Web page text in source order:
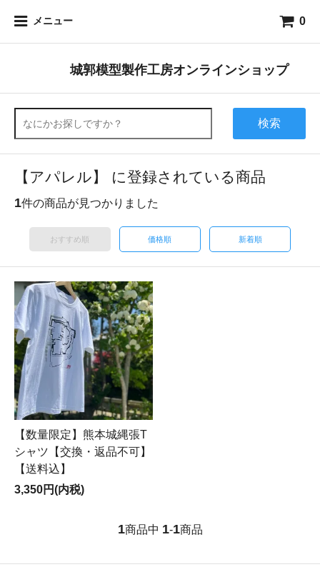
メニュー 0
城郭模型製作工房オンラインショップ
検索
【アパレル】 に登録されている商品
1件の商品が見つかりました
おすすめ順 価格順 新着順
【数量限定】熊本城縄張T
シャツ【交換・返品不可】
【送料込】
3,350円(内税)
1商品中 1-1商品